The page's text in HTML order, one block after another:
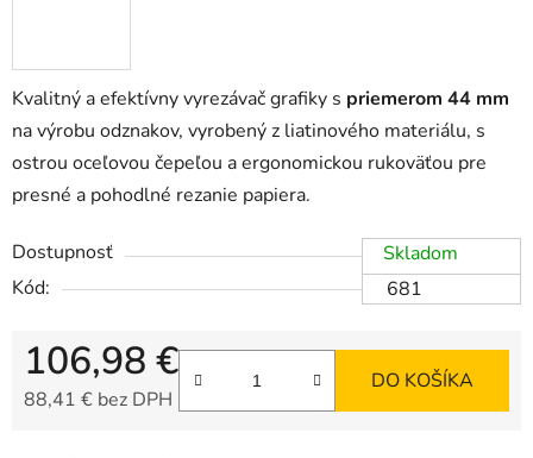
Kvalitný a efektívny vyrezávač grafiky s priemerom 44 mm
na výrobu odznakov, vyrobený z liatinového materiálu, s
ostrou oceľovou čepeľou a ergonomickou rukoväťou pre
presné a pohodlné rezanie papiera.
Dostupnosť
Skladom
Kód:
681
106,98 €
88,41 € bez DPH
DO KOŠÍKA